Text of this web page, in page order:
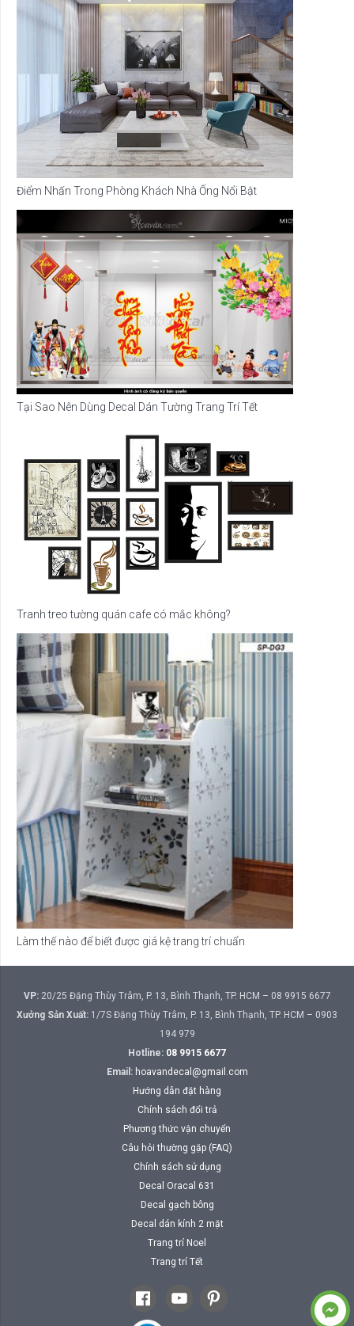
Điểm Nhấn Trong Phòng Khách Nhà Ống Nổi Bật
Tại Sao Nên Dùng Decal Dán Tường Trang Trí Tết
Tranh treo tường quán cafe có mắc không?
Làm thế nào để biết được giá kệ trang trí chuẩn
VP:20/25 Đặng Thùy Trâm, P. 13, Bình Thạnh, TP. HCM – 08 9915 6677
Xưởng Sản Xuất: 1/7S Đặng Thùy Trâm, P. 13, Bình Thạnh, TP. HCM – 0903
194 979
Hotline: 08 9915 6677
Email: hoavandecal@gmail.com
Hướng dẫn đặt hàng
Chính sách đổi trả
Phương thức vận chuyển
Câu hỏi thường gặp (FAQ)
Chính sách sử dụng
Decal Oracal 631
Decal gạch bông
Decal dán kính 2 mặt
Trang trí Noel
Trang trí Tết